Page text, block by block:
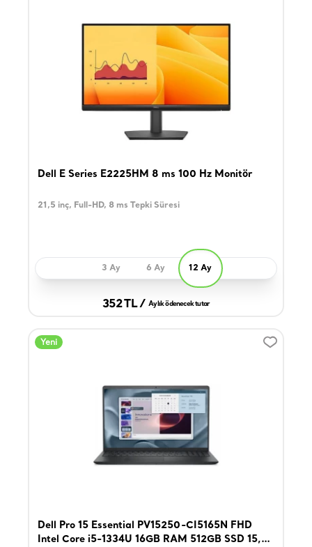
Dell E Series E2225HM 8 ms 100 Hz Monitör
21,5 inç, Full-HD, 8 ms Tepki Süresi
3 Ay 6 Ay 12 Ay
352 TL / Aylık ödenecek tutar
Yeni
Dell Pro 15 Essential PV15250-CI5165N FHD
Intel Core i5-1334U 16GB RAM 512GB SSD 15,6